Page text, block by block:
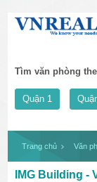
Tìm văn phòng
Quận 1
Trang chủ Văn
IMG Building